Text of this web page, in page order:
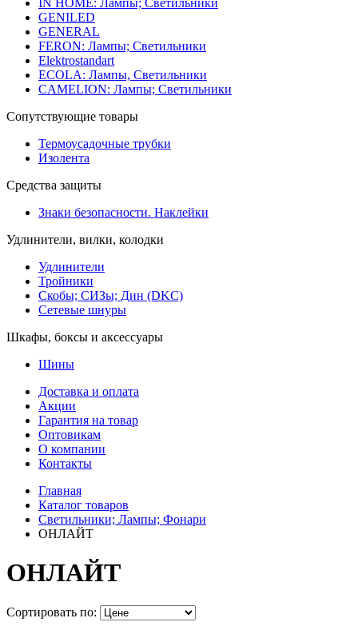
IN HOME: Лампы; Светильники
GENILED
GENERAL
FERON: Лампы; Светильники
Elektrostandart
ECOLA: Лампы, Светильники
CAMELION: Лампы; Светильники
Сопутствующие товары
Термоусадочные трубки
Изолента
Средства защиты
Знаки безопасности. Наклейки
Удлинители, вилки, колодки
Удлинители
Тройники
Скобы; СИЗы; Дин (DKC)
Сетевые шнуры
Шкафы, боксы и аксессуары
Шины
Доставка и оплата
Акции
Гарантия на товар
Оптовикам
О компании
Контакты
Главная
Каталог товаров
Светильники; Лампы; Фонари
ОНЛАЙТ
ОНЛАЙТ
Сортировать по: